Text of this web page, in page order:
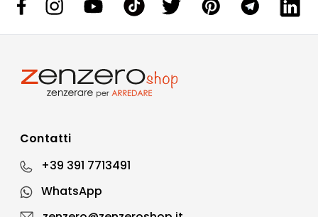
Contatti
+39 391 7713491
WhatsApp